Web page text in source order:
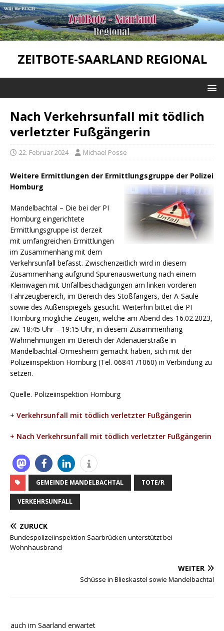
ZEITBOTE-SAARLAND REGIONAL
Nach Verkehrsunfall mit tödlich
verletzter Fußgängerin
22. Februar 2024 Michael Posse
Weitere Ermittlungen der Ermittlungsgruppe der Polizei
Homburg
Mandelbachtal – Die bei der PI
Homburg eingerichtete
Ermittlungsgruppe ist derzeit
mit umfangreichen Ermittlungen
im Zusammenhang mit dem
Verkehrsunfall befasst. Zwischenzeitlich wird in diesem
Zusammenhang aufgrund Spurenauswertung nach einem
Kleinwagen mit Unfallbeschädigungen am linken vorderen
Fahrzeugbereich, im Bereich des Stoßfängers, der A-Säule
sowie des Außenspiegels gesucht. Weiterhin bittet die PI
Homburg mögliche Zeugen, welche am Abend des 16.02.2023,
zw. 18:45 Uhr – 19:15 Uhr, in diesem Zusammenhang
Wahrnehmungen im Bereich der Adenauerstraße in
Mandelbachtal-Ormesheim gemacht haben, sich mit der
Polizeiinspektion Homburg (Tel. 06841 /1060) in Verbindung zu
setzen.
Quelle. Polizeiinspektion Homburg
+ Verkehrsunfall mit tödlich verletzter Fußgängerin
+ Nach Verkehrsunfall mit tödlich verletzter Fußgängerin
GEMEINDE MANDELBACHTAL TOTE/R
VERKEHRSUNFALL
ZURÜCK
Bundespolizeiinspektion Saarbrücken unterstützt bei
Wohnhausbrand
WEITER
Schüsse in Blieskastel sowie Mandelbachtal
auch im Saarland erwartet